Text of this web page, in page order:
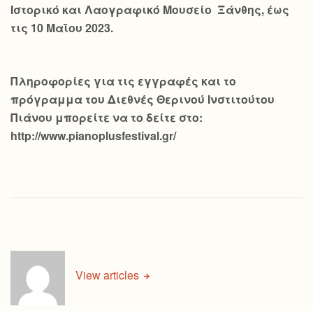
Ιστορικό και Λαογραφικό Μουσείο Ξάνθης, έως
τις 10 Μαΐου 2023.
Πληροφορίες για τις εγγραφές και το
πρόγραμμα του Διεθνές Θερινού Ινστιτούτου
Πιάνου μπορείτε να το δείτε στο:
http://www.pianoplusfestival.gr/
View articles